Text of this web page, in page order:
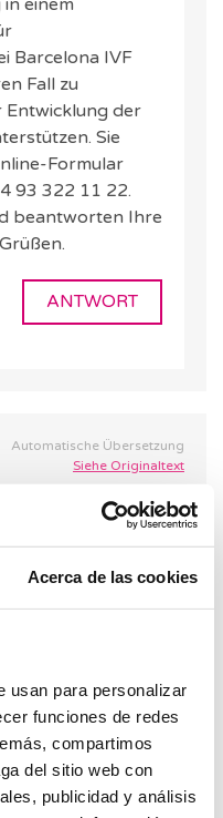
Acerca de las cookies
usan para personalizar
funciones de redes
compartimos
del sitio web con
publicidad y análisis
einem
Barcelona IVF
Fall zu
Entwicklung der
Sie
Formular
93 322 11 22.
beantworten Ihre
ANTWORT
Automatische Übersetzung
Siehe Originaltext
dass er vor einem
Hoffnungen habe
ANTWORT